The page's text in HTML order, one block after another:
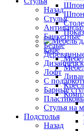
Шпон
кафе
Назад
Стулья
Банкетные
Белые
Лофт
С
Барные
Стулья на
Подстолья
Назад